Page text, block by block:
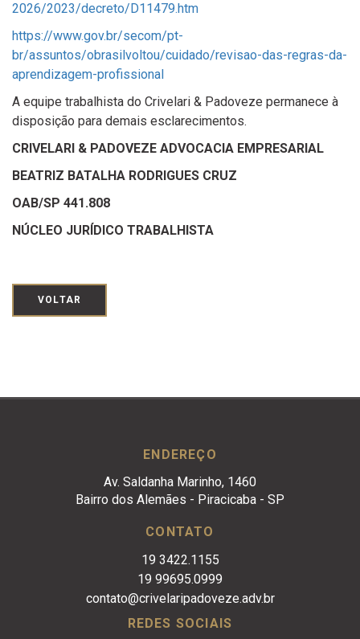
2026/2023/decreto/D11479.htm
https://www.gov.br/secom/pt-
br/assuntos/obrasilvoltou/cuidado/revisao-das-regras-da-
aprendizagem-profissional
A equipe trabalhista do Crivelari & Padoveze permanece à
disposição para demais esclarecimentos.
CRIVELARI & PADOVEZE ADVOCACIA EMPRESARIAL
BEATRIZ BATALHA RODRIGUES CRUZ
OAB/SP 441.808
NÚCLEO JURÍDICO TRABALHISTA
VOLTAR
ENDEREÇO
Av. Saldanha Marinho, 1460
Bairro dos Alemães - Piracicaba - SP
CONTATO
19 3422.1155
19 99695.0999
contato@crivelaripadoveze.adv.br
REDES SOCIAIS